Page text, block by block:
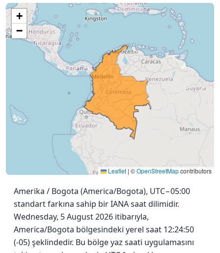
+
−
Leaflet | ©OpenStreetMapcontributors
Amerika / Bogota (America/Bogota), UTC−05:00
standart farkına sahip bir IANA saat dilimidir.
Wednesday, 5 August 2026 itibarıyla,
America/Bogota bölgesindeki yerel saat 12:24:50
(-05) şeklindedir. Bu bölge yaz saati uygulamasını